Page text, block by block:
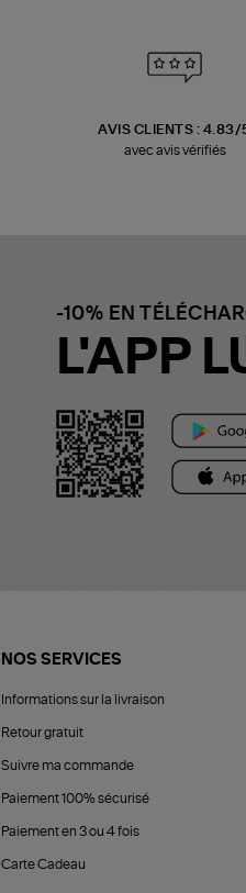
AVIS CLIENTS : 4.83/
avec avis vérifiés
-10% EN
L'APP
NOS SERVICES
Informations sur la livraison
Retour gratuit
Suivre ma commande
Paiement 100% sécurisé
Paiement en 3 ou 4 fois
Carte Cadeau